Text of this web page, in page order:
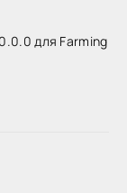
для Farming